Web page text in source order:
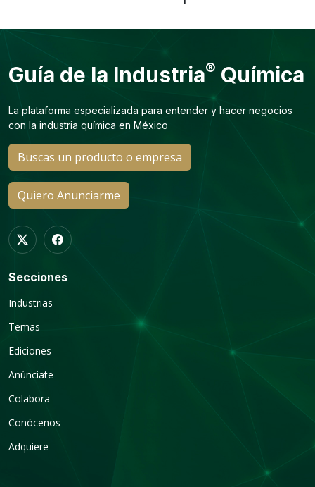
Guía de la Industria® Química
La plataforma especializada para entender y hacer negocios
con la industria química en México
Buscas un producto o empresa
Quiero Anunciarme
Secciones
Industrias
Temas
Ediciones
Anúnciate
Colabora
Conócenos
Adquiere